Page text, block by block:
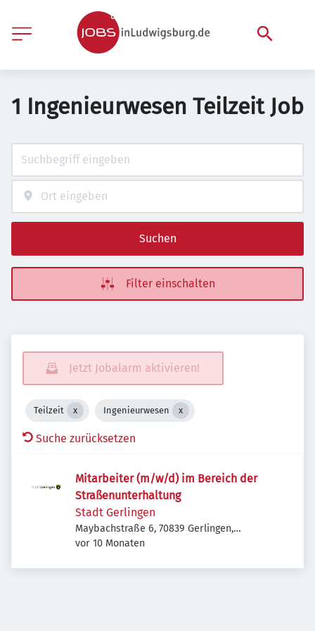
1 Ingenieurwesen Teilzeit Job
Suchen
Filter einschalten
Jetzt Jobalarm aktivieren!
Teilzeit Ingenieurwesen
Suche zurücksetzen
Mitarbeiter (m/w/d) im Bereich der
Straßenunterhaltung
Stadt Gerlingen
Maybachstraße 6, 70839 Gerlingen,
Deutschland
Veröffentlicht:
vor 10 Monaten